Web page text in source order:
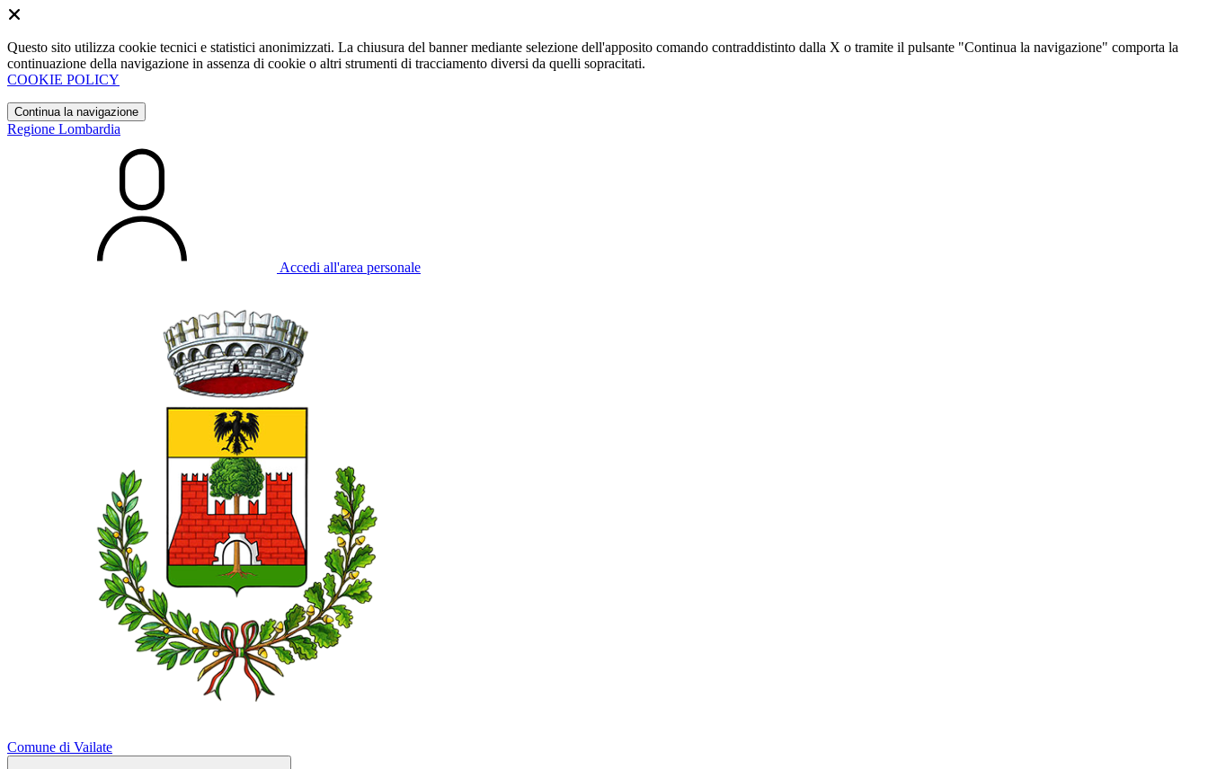
Questo sito utilizza cookie tecnici e statistici anonimizzati. La chiusura del banner mediante selezione dell'apposito comando contraddistinto dalla X o tramite il pulsante "Continua la navigazione" comporta la
continuazione della navigazione in assenza di cookie o altri strumenti di tracciamento diversi da quelli sopracitati.
COOKIE POLICY
Continua la navigazione
Regione Lombardia
Accedi all'area personale
Comune di Vailate